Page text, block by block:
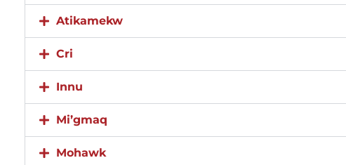
Atikamekw
Cri
Innu
Mi’gmaq
Mohawk